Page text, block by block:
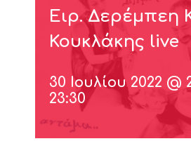
Ειρ. Δερέμπεη
Κουκλάκης live
30 Ιουλίου 2022 @
23:30